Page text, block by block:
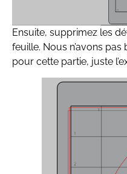
Ensuite, supprimez les
feuille. Nous n’avons
pour cette partie, juste